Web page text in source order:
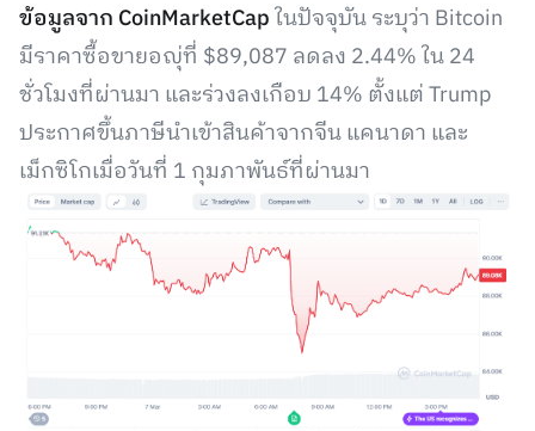
ข้อมูลจาก CoinMarketCapในปัจจุบัน ระบุว่า Bitcoin
มีราคาซื้อขายอญุ่ที่ $89,087 ลดลง 2.44% ใน 24
ชั่วโมงที่ผ่านมา และร่วงลงเกือบ 14% ตั้งแต่ Trump
ประกาศขึ้นภาษีนำเข้าสินค้าจากจีน แคนาดา และ
เม็กซิโกเมื่อวันที่ 1 กุมภาพันธ์ที่ผ่านมา